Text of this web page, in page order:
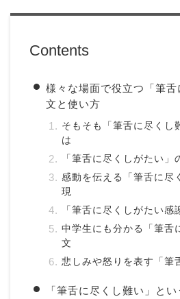
Contents
様々な場面で役立つ「筆
文と使い方
そもそも「筆舌に尽くし
は
「筆舌に尽くしがたい」
感動を伝える「筆舌に尽
現
「筆舌に尽くしがたい感
中学生にも分かる「筆舌
文
悲しみや怒りを表す「筆
「筆舌に尽くし難い」と